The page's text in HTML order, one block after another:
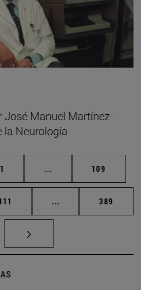
José Manuel Martínez-
la Neurología
Página
1 ... Páginas intermedias
Página
109
... Páginas intermedias
Página
389